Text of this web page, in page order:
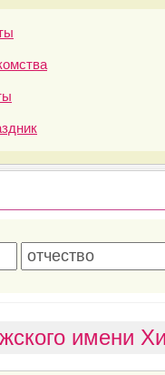
имени